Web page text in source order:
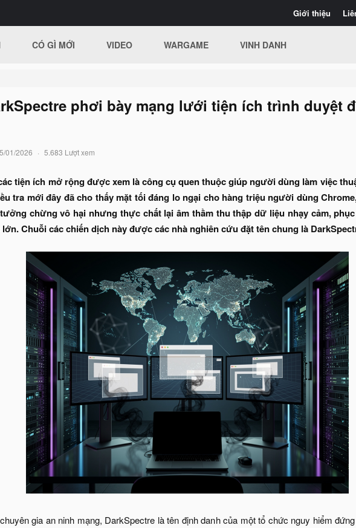
Giới thiệu
CÓ GÌ MỚI VIDEO WARGAME VINH DANH
phơi bày mạng lưới tiện ích trình duyệt
01/2026 5.683 Lượt xem
tiện ích mở rộng được xem là công cụ quen thuộc giúp người dùng làm việc
tra mới đây đã cho thấy mặt tối đáng lo ngại cho hàng triệu người dùng
chừng vô hại nhưng thực chất lại âm thầm thu thập dữ liệu nhạy cảm,
Chuỗi các chiến dịch này được các nhà nghiên cứu đặt tên chung là
gia an ninh mạng, DarkSpectre là tên định danh của một tổ chức nguy hiểm